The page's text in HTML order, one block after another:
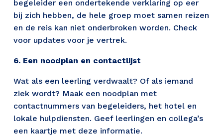
begeleider een ondertekende verklaring op eer
bij zich hebben, de hele groep moet samen reizen
en de reis kan niet onderbroken worden. Check
voor updates voor je vertrek.
6. Een noodplan en contactlijst
Wat als een leerling verdwaalt? Of als iemand
ziek wordt? Maak een noodplan met
contactnummers van begeleiders, het hotel en
lokale hulpdiensten. Geef leerlingen en collega’s
een kaartje met deze informatie.